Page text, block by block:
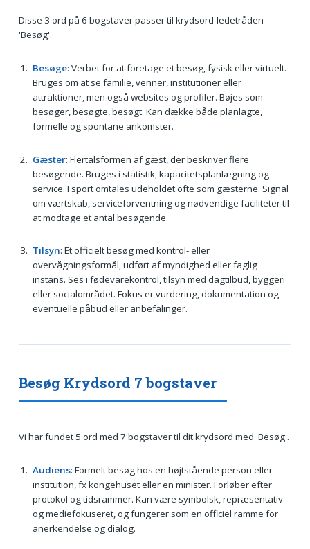
Disse 3 ord på 6 bogstaver passer til krydsord-ledetråden
'Besøg'.
Besøge: Verbet for at foretage et besøg, fysisk eller virtuelt.
Bruges om at se familie, venner, institutioner eller
attraktioner, men også websites og profiler. Bøjes som
besøger, besøgte, besøgt. Kan dække både planlagte,
formelle og spontane ankomster.
Gæster: Flertalsformen af gæst, der beskriver flere
besøgende. Bruges i statistik, kapacitetsplanlægning og
service. I sport omtales udeholdet ofte som gæsterne. Signal
om værtskab, serviceforventning og nødvendige faciliteter til
at modtage et antal besøgende.
Tilsyn: Et officielt besøg med kontrol- eller
overvågningsformål, udført af myndighed eller faglig
instans. Ses i fødevarekontrol, tilsyn med dagtilbud, byggeri
eller socialområdet. Fokus er vurdering, dokumentation og
eventuelle påbud eller anbefalinger.
Besøg Krydsord 7 bogstaver
Vi har fundet 5 ord med 7 bogstaver til dit krydsord med 'Besøg'.
Audiens: Formelt besøg hos en højtstående person eller
institution, fx kongehuset eller en minister. Forløber efter
protokol og tidsrammer. Kan være symbolsk, repræsentativ
og mediefokuseret, og fungerer som en officiel ramme for
anerkendelse og dialog.